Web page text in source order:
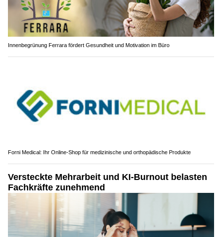
Innenbegrünung Ferrara fördert Gesundheit und Motivation im Büro
Forni Medical: Ihr Online-Shop für medizinische und orthopädische Produkte
Versteckte Mehrarbeit und KI-Burnout belasten
Fachkräfte zunehmend